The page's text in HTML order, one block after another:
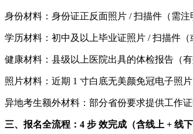
身份材料：身份证正反面照片 / 扫描件（需注
学历材料：初中及以上毕业证照片 / 扫描件（
健康材料：县级以上医院出具的体检报告（
照片材料：近期 1 寸白底无美颜免冠电子照
异地考生额外材料：部分省份要求提供工作
三、报名全流程：4 步 效完成（含线上 + 线下